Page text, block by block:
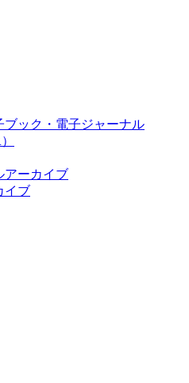
ブック・電子ジャーナル
アーカイブ
イブ